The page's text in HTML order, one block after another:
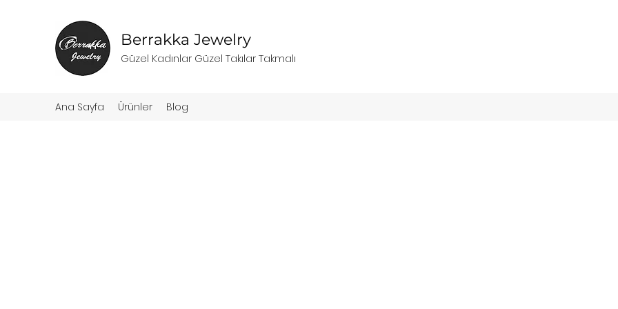
Berrakka Jewelry
Güzel Kadınlar Güzel Takılar Takmalı
Ana Sayfa Ürünler Blog